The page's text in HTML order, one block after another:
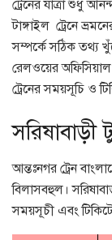
ট্রেনের যাত্রা শুধু
টাঙ্গাইল ট্রেনে
সম্পর্কে সঠিক তথ্য
রেলওয়ের অফিসিয়াল
ট্রেনের সময়সূচি ও
সরিষাবাড়ী
আন্তঃনগর ট্রেন
বিলাসবহুল।
সময়সূচী এবং